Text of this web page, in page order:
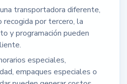
transportadora diferente,
recogida por tercero, la
y programación pueden
especiales,
empaques especiales o